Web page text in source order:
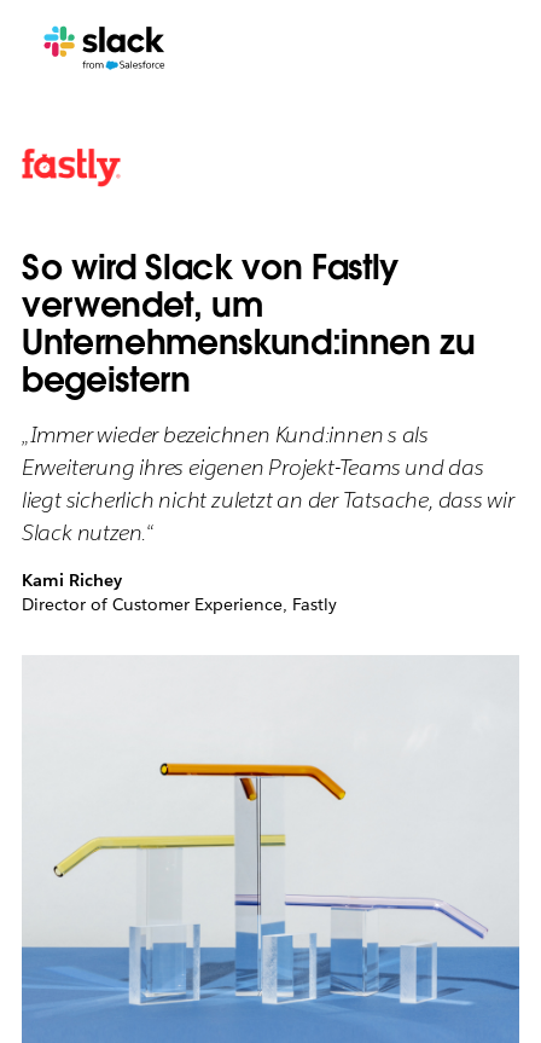
So wird Slack von Fastly
verwendet, um
Unternehmenskund:innen zu
begeistern
„Immer wieder bezeichnen Kund:innen s als
Erweiterung ihres eigenen Projekt-Teams und das
liegt sicherlich nicht zuletzt an der Tatsache, dass wir
Slack nutzen.“
Kami Richey
Director of Customer Experience, Fastly